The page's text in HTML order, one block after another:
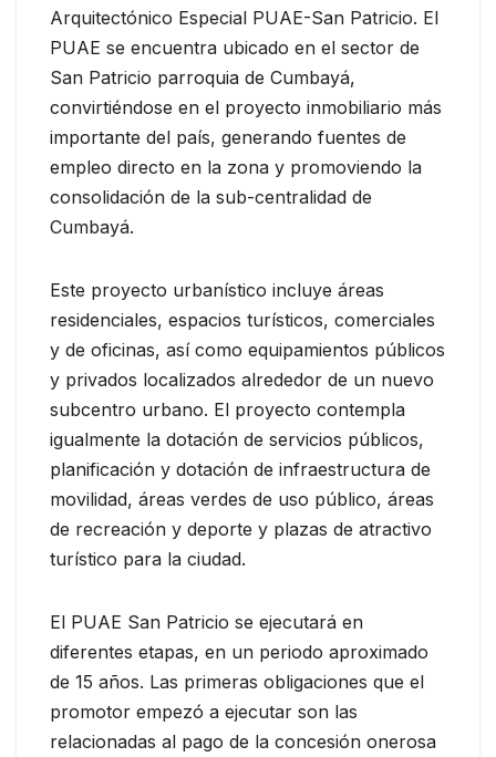
Arquitectónico Especial PUAE-San Patricio. El
PUAE se encuentra ubicado en el sector de
San Patricio parroquia de Cumbayá,
convirtiéndose en el proyecto inmobiliario más
importante del país, generando fuentes de
empleo directo en la zona y promoviendo la
consolidación de la sub-centralidad de
Cumbayá.
Este proyecto urbanístico incluye áreas
residenciales, espacios turísticos, comerciales
y de oficinas, así como equipamientos públicos
y privados localizados alrededor de un nuevo
subcentro urbano. El proyecto contempla
igualmente la dotación de servicios públicos,
planificación y dotación de infraestructura de
movilidad, áreas verdes de uso público, áreas
de recreación y deporte y plazas de atractivo
turístico para la ciudad.
El PUAE San Patricio se ejecutará en
diferentes etapas, en un periodo aproximado
de 15 años. Las primeras obligaciones que el
promotor empezó a ejecutar son las
relacionadas al pago de la concesión onerosa